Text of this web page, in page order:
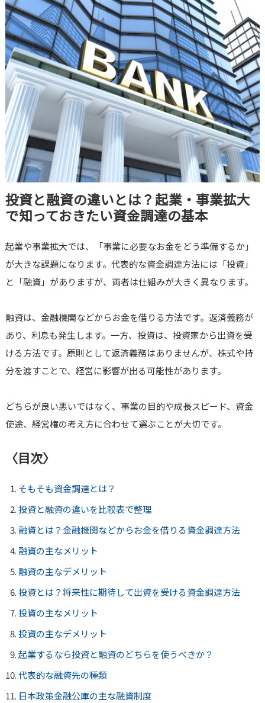
投資と融資の違いとは？起業・事業拡大
で知っておきたい資金調達の基本
起業や事業拡大では、「事業に必要なお金をどう準備するか」
が大きな課題になります。代表的な資金調達方法には「投資」
と「融資」がありますが、両者は仕組みが大きく異なります。
融資は、金融機関などからお金を借りる方法です。返済義務が
あり、利息も発生します。一方、投資は、投資家から出資を受
ける方法です。原則として返済義務はありませんが、株式や持
分を渡すことで、経営に影響が出る可能性があります。
どちらが良い悪いではなく、事業の目的や成長スピード、資金
使途、経営権の考え方に合わせて選ぶことが大切です。
〈目次〉
そもそも資金調達とは？
投資と融資の違いを比較表で整理
融資とは？金融機関などからお金を借りる資金調達方法
融資の主なメリット
融資の主なデメリット
投資とは？将来性に期待して出資を受ける資金調達方法
投資の主なメリット
投資の主なデメリット
起業するなら投資と融資のどちらを使うべきか？
代表的な融資先の種類
日本政策金融公庫の主な融資制度